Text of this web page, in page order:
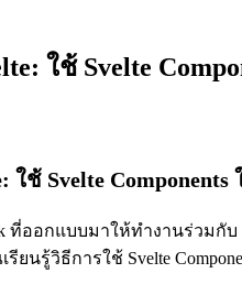
ใช้ Svelte
ใช้ Svelte Components
ที่ออกแบบมาให้ทำงานร่วมกั
นรู้วิธีการใช้ Svelte